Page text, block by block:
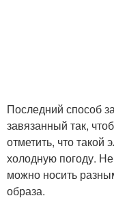
Последний способ
завязанный так,
отметить, что
холодную погоду.
можно носить
образа.